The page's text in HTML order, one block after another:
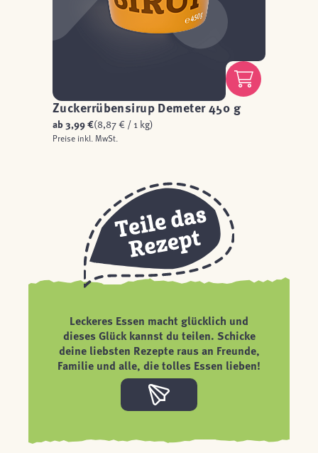
Zuckerrübensirup Demeter 450 g
ab3,99 €(8,87 € / 1 kg)
Preise inkl. MwSt.
Leckeres Essen macht glücklich und
dieses Glück kannst du teilen. Schicke
deine liebsten Rezepte raus an Freunde,
Familie und alle, die tolles Essen lieben!